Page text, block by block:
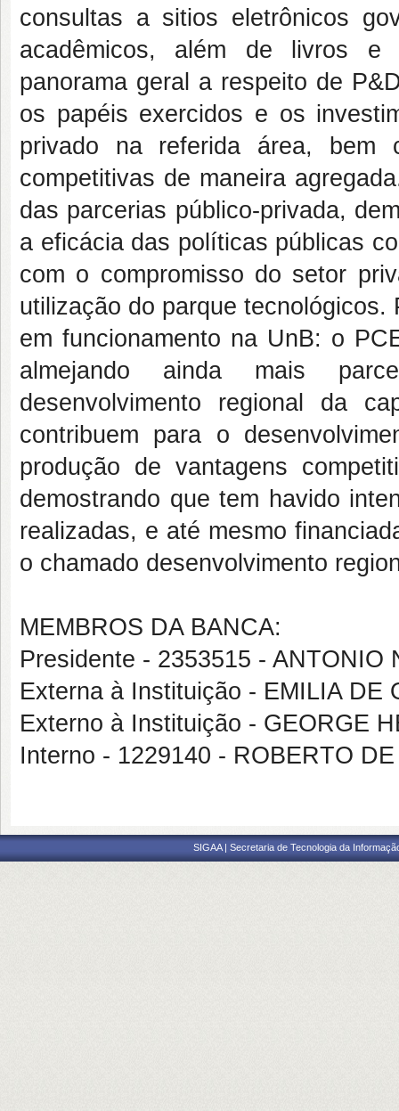
consultas a sitios eletrônicos
acadêmicos, além de livros e
panorama geral a respeito de
os papéis exercidos e os
privado na referida área, bem
competitivas de maneira
das parcerias público-privada,
a eficácia das políticas públicas
com o compromisso do setor
utilização do parque
em funcionamento na UnB: o
almejando ainda mais
desenvolvimento regional da
contribuem para o
produção de vantagens
demostrando que tem havido
realizadas, e até mesmo
o chamado desenvolvimento
MEMBROS DA BANCA:
Presidente - 2353515 - ANTONIO
Externa à Instituição - EMILIA DE
Externo à Instituição - GEORGE
Interno - 1229140 - ROBERTO
SIGAA | Secretaria de Tecnologia da